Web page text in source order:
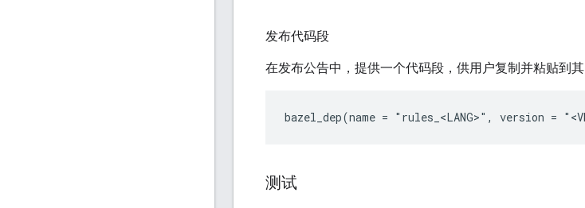
发布代码段
在发布公告中，提供一个代码段，供用户复制并粘贴到其
测试